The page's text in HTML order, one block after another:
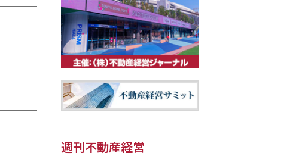
週刊不動産経営